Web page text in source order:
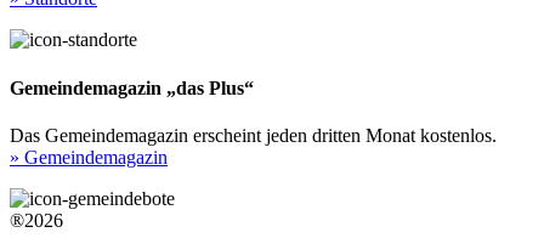
Gemeindemagazin „das Plus“
Das Gemeindemagazin erscheint jeden dritten Monat kostenlos.
» Gemeindemagazin
®2026